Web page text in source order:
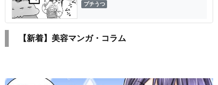
プチうつ
【新着】美容マンガ・コラム